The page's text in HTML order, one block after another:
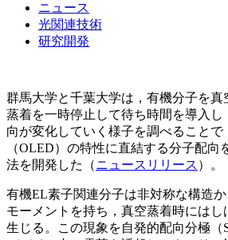
ニュース
光関連技術
研究開発
群馬大学と千葉大学は，有機分子を真
蒸着を一時停止して待ち時間を導入
向が変化していく様子を調べることで
（OLED）の特性に直結する分子配向
法を開発した（ニュースリリース ）。
有機EL素子関連分子は非対称な構造
モーメントを持ち，真空蒸着時には
生じる。この現象を自発的配向分極（